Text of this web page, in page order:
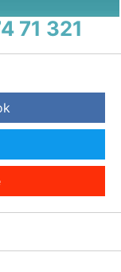
71 321